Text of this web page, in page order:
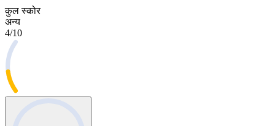
कुल स्कोर
अन्य
4/10